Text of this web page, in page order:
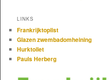
LINKS
Frankrijktoplist
Glazen zwembadomheining
Hurktoilet
Pauls Herberg